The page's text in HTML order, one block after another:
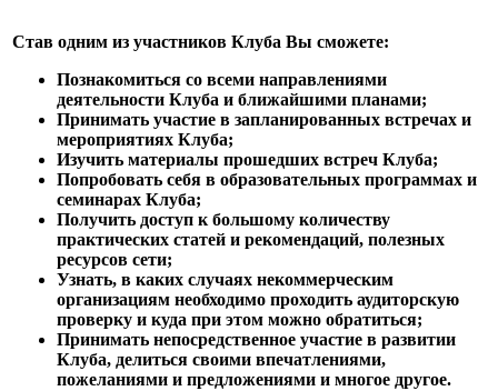
Став одним из участников Клуба Вы сможете:
Познакомиться со всеми направлениями
деятельности Клуба и ближайшими планами;
Принимать участие в запланированных встречах и
мероприятиях Клуба;
Изучить материалы прошедших встреч Клуба;
Попробовать себя в образовательных программах и
семинарах Клуба;
Получить доступ к большому количеству
практических статей и рекомендаций, полезных
ресурсов сети;
Узнать, в каких случаях некоммерческим
организациям необходимо проходить аудиторскую
проверку и куда при этом можно обратиться;
Принимать непосредственное участие в развитии
Клуба, делиться своими впечатлениями,
пожеланиями и предложениями и многое другое.